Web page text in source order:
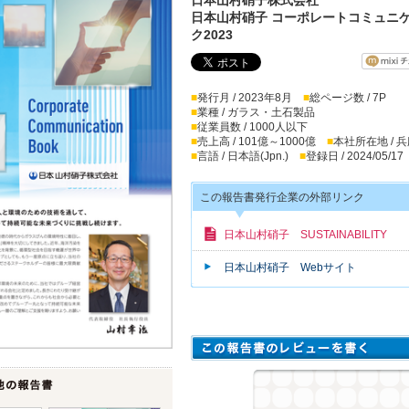
日本山村硝子 コーポレートコミュニ
ク2023
■発行月 / 2023年8月 ■総ページ数 / 7P
■業種 / ガラス・土石製品
■従業員数 / 1000人以下
■売上高 / 101億～1000億 ■本社所在地 /
■言語 / 日本語(Jpn.) ■登録日 / 2024/05/17
この報告書発行企業の外部リンク
日本山村硝子 SUSTAINABILITY
日本山村硝子 Webサイト